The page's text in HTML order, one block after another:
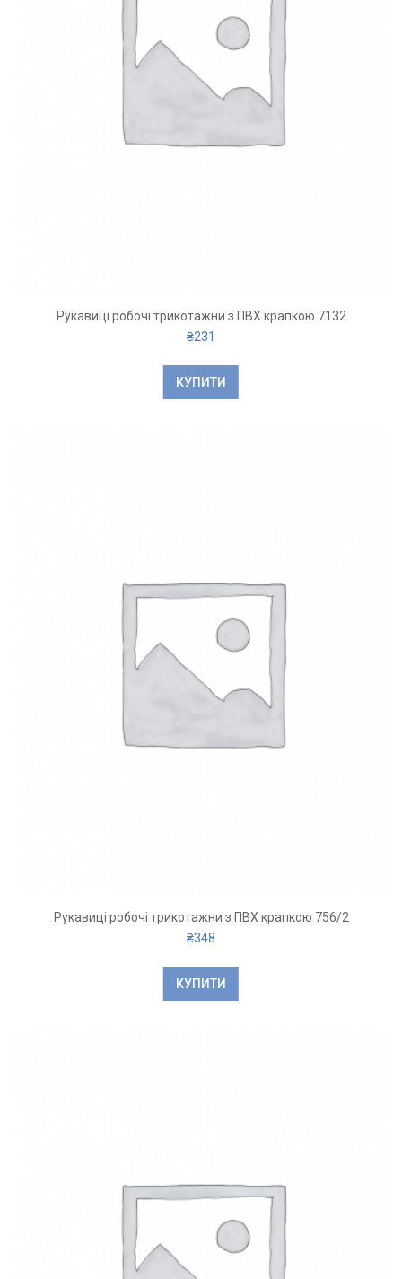
Рукавиці робочі трикотажни з ПВХ крапкою 7132
₴231
КУПИТИ
Рукавиці робочі трикотажни з ПВХ крапкою 756/2
₴348
КУПИТИ